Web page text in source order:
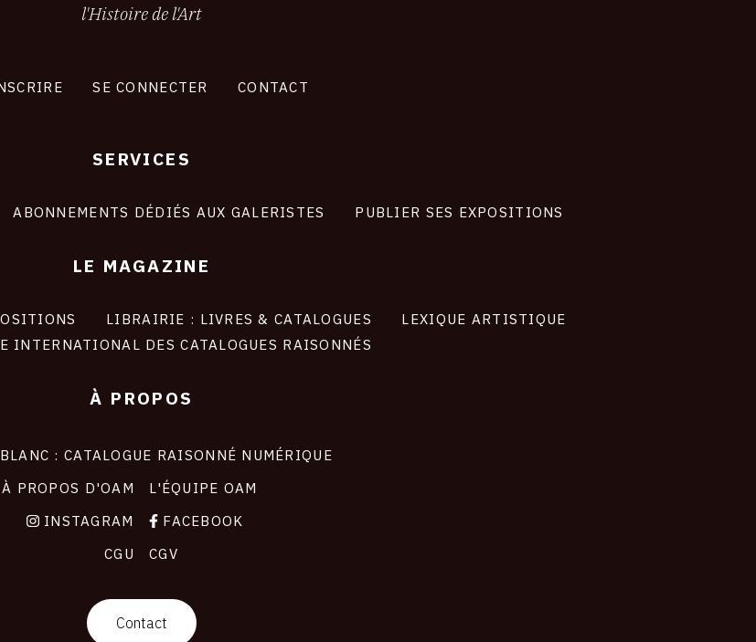
l'Histoire de l'Art
SE CONNECTER CONTACT
SERVICES
ABONNEMENTS DÉDIÉS AUX GALERISTES PUBLIER SES EXPOSITIONS
LE MAGAZINE
LIBRAIRIE : LIVRES & CATALOGUES
LEXIQUE ARTISTIQUE
INTERNATIONAL DES CATALOGUES RAISONNÉS
À PROPOS
: CATALOGUE RAISONNÉ NUMÉRIQUE
À PROPOS D'OAM
L'ÉQUIPE OAM
INSTAGRAM
FACEBOOK
CGU
CGV
Contact